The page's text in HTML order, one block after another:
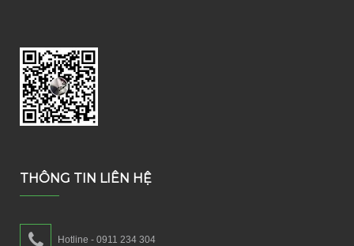
THÔNG TIN LIÊN HỆ
Hotline - 0911 234 304